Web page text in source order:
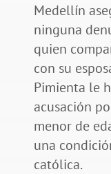
Medellín
ninguna
quien
con su
Pimienta le
acusación
menor de
una
católica.